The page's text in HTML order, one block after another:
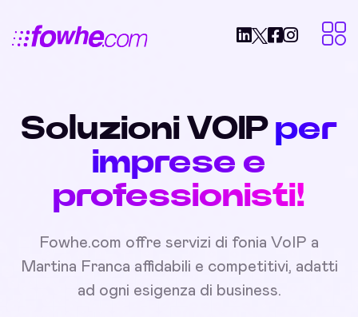
Soluzioni VOIP per
imprese e
professionisti!
Fowhe.com offre servizi di fonia VoIP a
Martina Franca affidabili e competitivi, adatti
ad ogni esigenza di business.